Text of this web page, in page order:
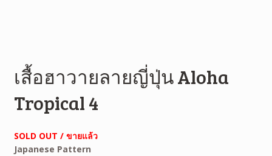
เสื้อฮาวายลายญี่ปุ่น Aloha
Tropical 4
SOLD OUT / ขายแล้ว
Japanese Pattern